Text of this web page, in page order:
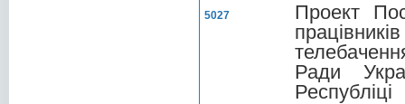
5027
Проект
Ради